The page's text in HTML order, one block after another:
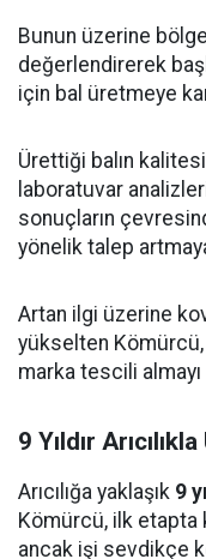
Bunun üzerine
değerlendirerek
için bal üretmeye
Ürettiği balın
laboratuvar
sonuçların
yönelik talep
Artan ilgi üzerine
yükselten Kömürcü,
marka tescili almayı
9 Yıldır
Arıcılığa yaklaşık 9
Kömürcü, ilk etapta
ancak işi sevdikçe